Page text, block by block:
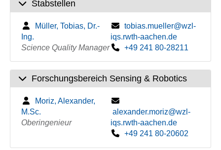
Stabstellen
Müller, Tobias, Dr.-
Ing.
Science Quality Manager
tobias.mueller@wzl-
iqs.rwth-aachen.de
+49 241 80-28211
Forschungsbereich Sensing & Robotics
Moriz, Alexander,
M.Sc.
Oberingenieur
alexander.moriz@wzl-
iqs.rwth-aachen.de
+49 241 80-20602